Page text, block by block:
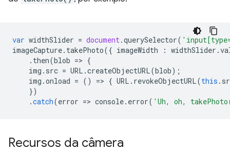
var widthSlider = document.querySelector(
imageCapture. takePhoto({ imageWidth : widthSlider .
. then(blob => {
img . src = URL .createObjectURL(blob);
img .onload = () => { URL . revokeObjectURL(this .
})
.catch(error => console. error( 'Uh, oh,
Recursos da câmera